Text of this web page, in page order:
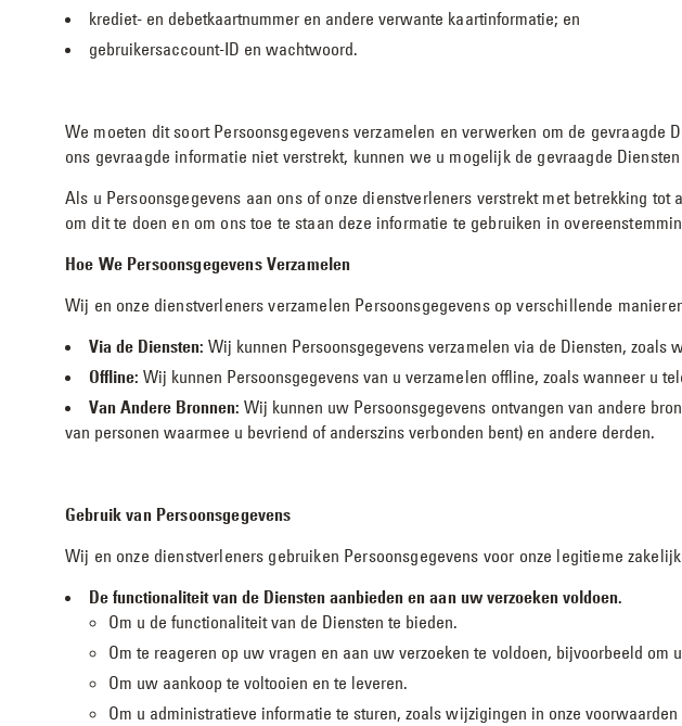
krediet- en debetkaartnummer en andere verwante kaartinformatie; en
gebruikersaccount-ID en wachtwoord.
We moeten dit soort Persoonsgegevens verzamelen en verwerken om de
ons gevraagde informatie niet verstrekt, kunnen we u mogelijk de gevraagde
Als u Persoonsgegevens aan ons of onze dienstverleners verstrekt met betrekking
om dit te doen en om ons toe te staan deze informatie te gebruiken in
Hoe We Persoonsgegevens Verzamelen
Wij en onze dienstverleners verzamelen Persoonsgegevens op verschillende
Via de Diensten:Wij kunnen Persoonsgegevens verzamelen via de Diensten,
Offline:Wij kunnen Persoonsgegevens van u verzamelen offline, zoals wanneer u
Van Andere Bronnen:Wij kunnen uw Persoonsgegevens ontvangen van andere
van personen waarmee u bevriend of anderszins verbonden bent) en andere derden.
Gebruik van Persoonsgegevens
Wij en onze dienstverleners gebruiken Persoonsgegevens voor onze legitieme
De functionaliteit van de Diensten aanbieden en aan uw verzoeken voldoen.
Om u de functionaliteit van de Diensten te bieden.
Om te reageren op uw vragen en aan uw verzoeken te voldoen, bijvoorbeeld om
Om uw aankoop te voltooien en te leveren.
Om u administratieve informatie te sturen, zoals wijzigingen in onze